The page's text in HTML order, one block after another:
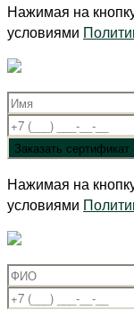
Нажимая на
условиями
Нажимая на
условиями